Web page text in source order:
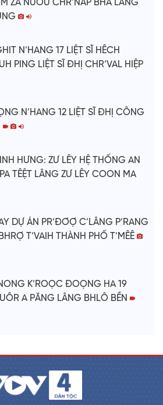
ZA NƯƠU CHR’NĂP BHA LÂNG
N’HANG 17 LIỆT SĨ HÊCH
PING LIỆT SĨ ĐHỊ CHR’VAL HIỆP
N’HANG 12 LIỆT SĨ ĐHỊ CÔNG
HƯNG: ZƯ LÊY HỆ THỐNG AN
TÊỆT LÂNG ZƯ LÊY COON MA
DỰ ÁN PR’ĐƠỢ C’LÂNG P’RANG
T’VAIH THÀNH PHỐ T’MÊÊ
K’ROỌC ĐOỌNG HA 19
A PĂNG LÂNG BHLÔ BỀN